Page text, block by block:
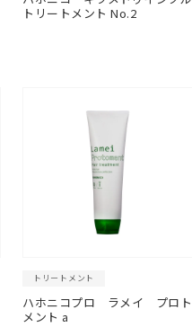
トリートメント No.2
トリートメント
ハホニコプロ ラメイ プロト
メント a